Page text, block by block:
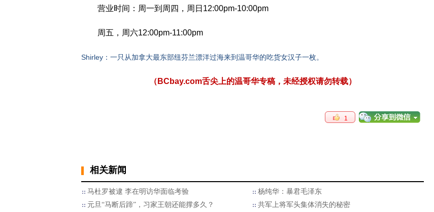
营业时间：周一到周四，周日12:00pm-10:00pm
周五，周六12:00pm-11:00pm
Shirley：一只从加拿大最东部纽芬兰漂洋过海来到温哥华的吃货女汉子一枚。
（BCbay.com舌尖上的温哥华专稿，未经授权请勿转载）
1
相关新闻
马杜罗被逮 李在明访华面临考验
杨纯华：暴君毛泽东
元旦“马断后蹄”，习家王朝还能撑多久？
共军上将军头集体消失的秘密